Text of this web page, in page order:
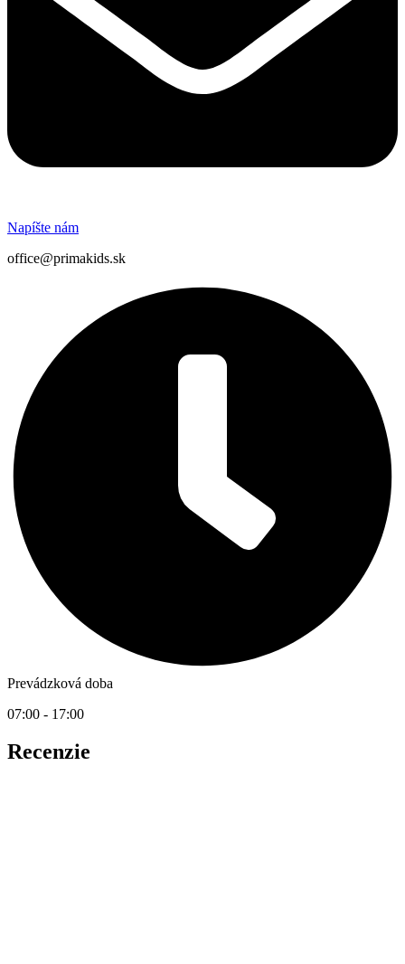
Napíšte nám
office@primakids.sk
Prevádzková doba
07:00 - 17:00
Recenzie